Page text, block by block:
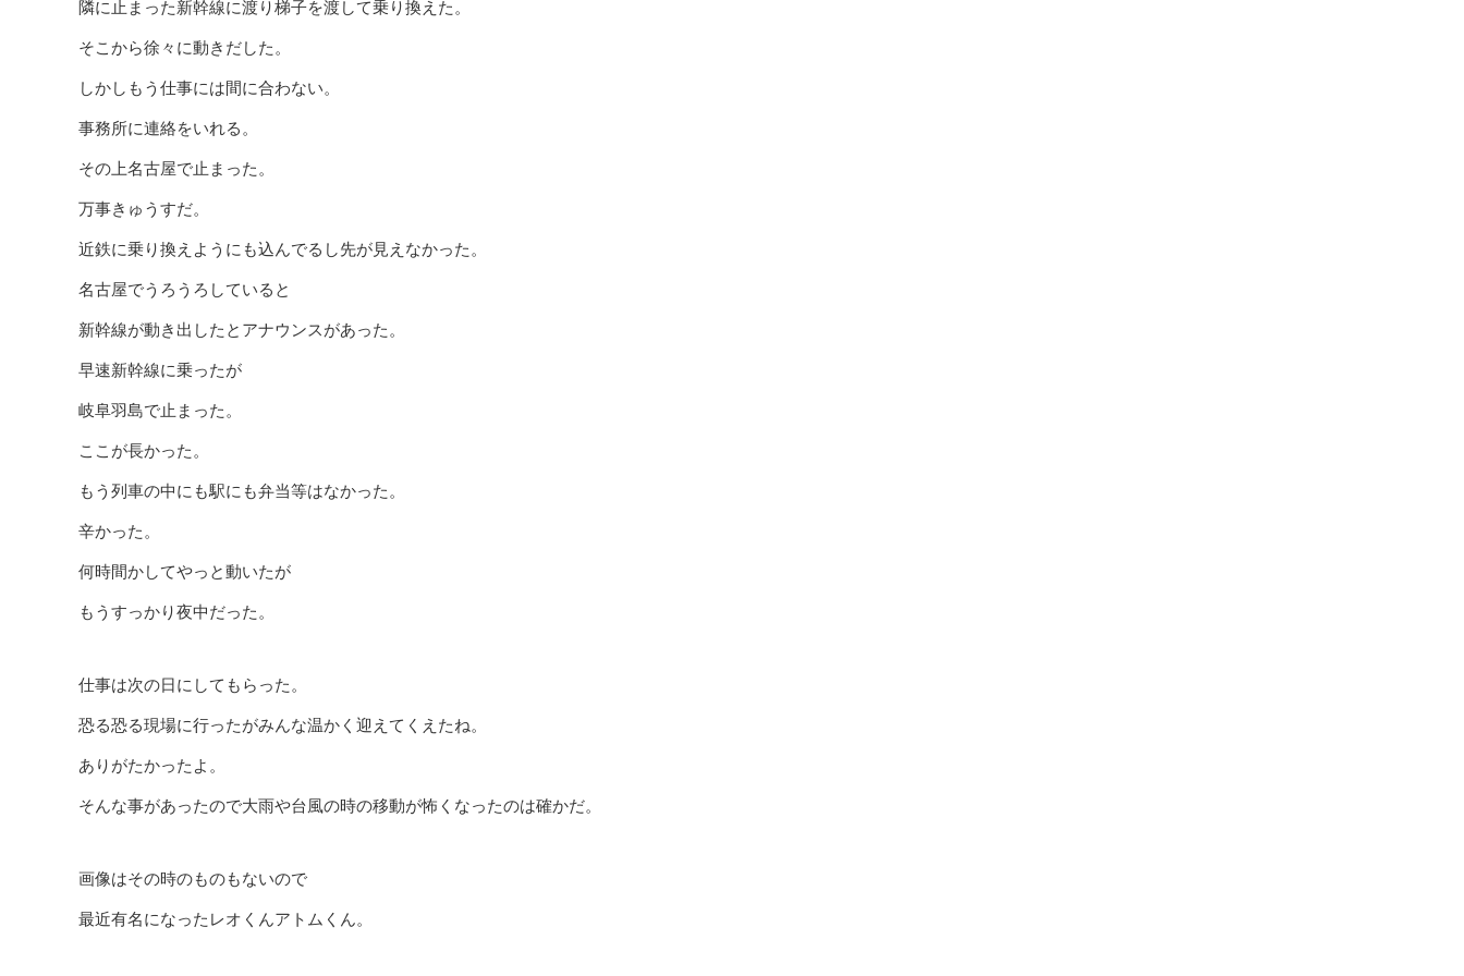
隣に止まった新幹線に渡り梯子を渡して乗り換えた。
そこから徐々に動きだした。
しかしもう仕事には間に合わない。
事務所に連絡をいれる。
その上名古屋で止まった。
万事きゅうすだ。
近鉄に乗り換えようにも込んでるし先が見えなかった。
名古屋でうろうろしていると
新幹線が動き出したとアナウンスがあった。
早速新幹線に乗ったが
岐阜羽島で止まった。
ここが長かった。
もう列車の中にも駅にも弁当等はなかった。
辛かった。
何時間かしてやっと動いたが
もうすっかり夜中だった。
仕事は次の日にしてもらった。
恐る恐る現場に行ったがみんな温かく迎えてくえたね。
ありがたかったよ。
そんな事があったので大雨や台風の時の移動が怖くなったのは確かだ。
画像はその時のものもないので
最近有名になったレオくんアトムくん。